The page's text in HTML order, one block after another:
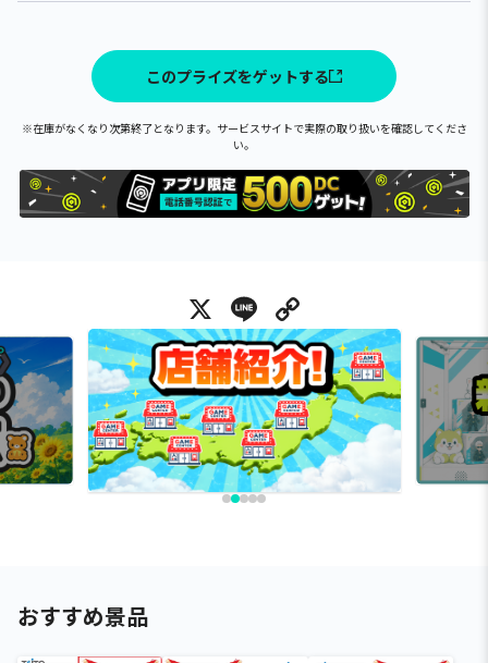
このプライズをゲットする
※在庫がなくなり次第終了となります。サービスサイトで実際の取り扱いを確認してくださ
い。
X Line
おすすめ景品